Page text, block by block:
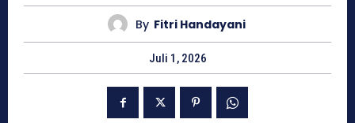
By Fitri Handayani
Juli 1, 2026